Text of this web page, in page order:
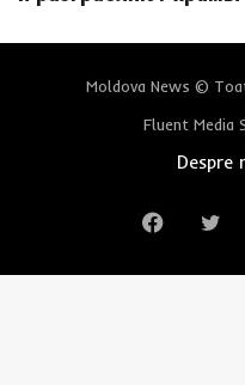
Moldova News ©
Fluent Media
Despre
Facebook